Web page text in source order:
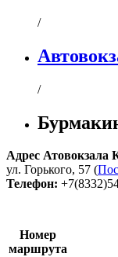
/
/
Адрес Атовокзала
ул. Горького, 57 (
Телефон:
Номер
маршрута